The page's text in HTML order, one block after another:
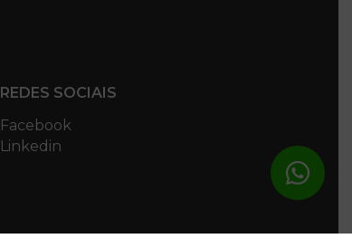
REDES SOCIAIS
Facebook
Linkedin